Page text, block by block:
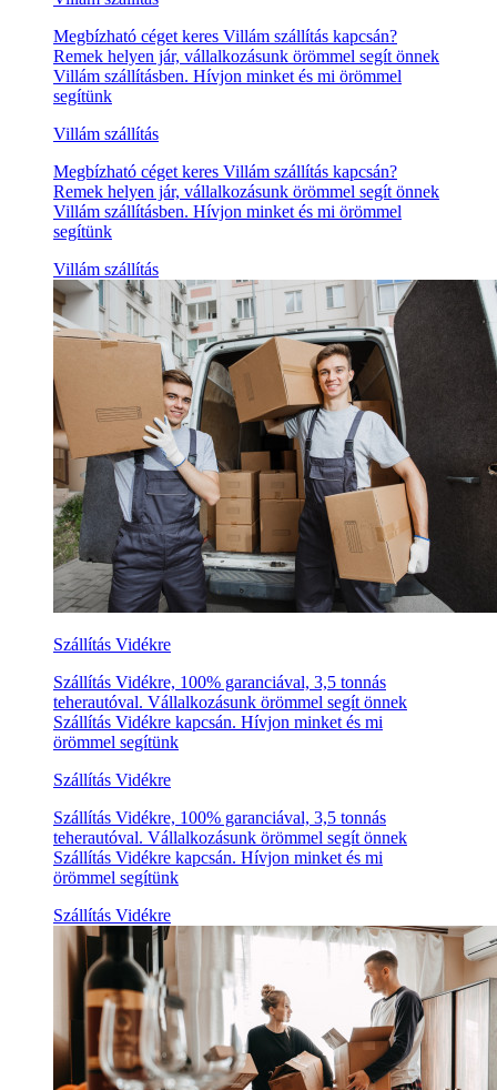
Megbízható céget keres Villám szállítás kapcsán?
Remek helyen jár, vállalkozásunk örömmel segít önnek
Villám szállításben. Hívjon minket és mi örömmel
segítünk
Villám szállítás
Megbízható céget keres Villám szállítás kapcsán?
Remek helyen jár, vállalkozásunk örömmel segít önnek
Villám szállításben. Hívjon minket és mi örömmel
segítünk
Villám szállítás
Szállítás Vidékre
Szállítás Vidékre, 100% garanciával, 3,5 tonnás
teherautóval. Vállalkozásunk örömmel segít önnek
Szállítás Vidékre kapcsán. Hívjon minket és mi
örömmel segítünk
Szállítás Vidékre
Szállítás Vidékre, 100% garanciával, 3,5 tonnás
teherautóval. Vállalkozásunk örömmel segít önnek
Szállítás Vidékre kapcsán. Hívjon minket és mi
örömmel segítünk
Szállítás Vidékre